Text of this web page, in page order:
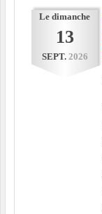
Le dimanche
13
SEPT. 2026